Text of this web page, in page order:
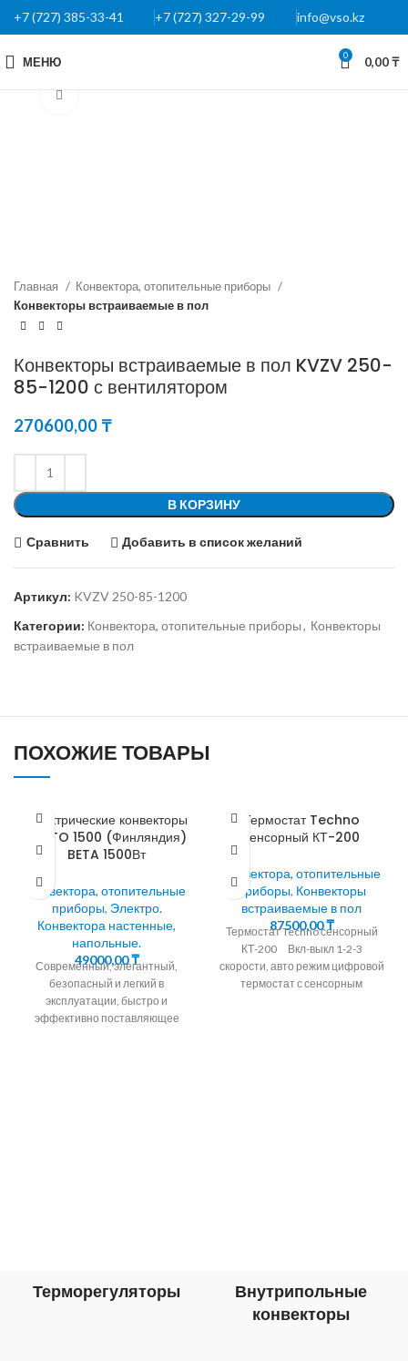
+7 (727) 385-33-41 +7 (727) 327-29-99 info@vso.kz
МЕНЮ 0 0,00₸
Главная
Конвектора, отопительные приборы
Конвекторы встраиваемые в пол
Конвекторы встраиваемые в пол KVZV 250-
85-1200 с вентилятором
270600,00₸
В КОРЗИНУ
Сравнить Добавить в список желаний
Артикул: KVZV 250-85-1200
Категории: Конвектора, отопительные приборы, Конвекторы
встраиваемые в пол
ПОХОЖИЕ ТОВАРЫ
Электрические конвекторы
ENSTO 1500 (Финляндия)
BETA 1500Вт
Конвектора, отопительные
приборы, Электро.
Конвектора настенные,
напольные.
49000,00₸
Современный, элегантный,
безопасный и легкий в
эксплуатации, быстро и
эффективно поставляющее
Термостат Techno
сенсорный КТ-200
Конвектора, отопительные
приборы, Конвекторы
встраиваемые в пол
87500,00₸
Термостат Techno сенсорный
КТ-200 Вкл-выкл 1-2-3
скорости, авто режим цифровой
термостат с сенсорным
Терморегуляторы
Внутрипольные
конвекторы